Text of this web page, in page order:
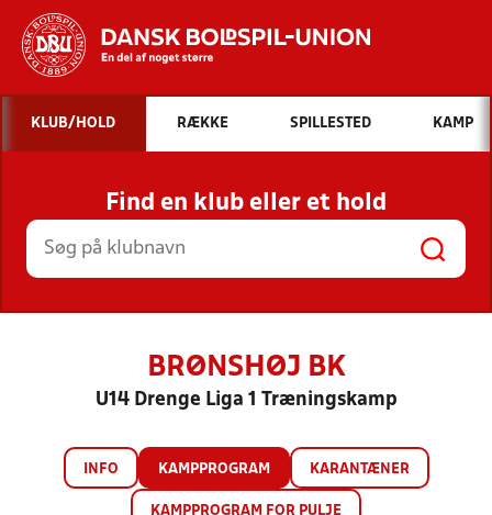
Hvad vil du søge efter?
INDHOLD OG NYHEDER
STILLINGER, RESULTATER, KLUBBER OG
HOLD
KLUB/HOLD RÆKKE SPILLESTED KAMP
Find en klub eller et hold
BRØNSHØJ BK
U14 Drenge Liga 1 Træningskamp
INFO KAMPPROGRAM KARANTÆNER
KAMPPROGRAM FOR PULJE